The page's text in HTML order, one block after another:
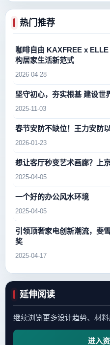
热门推荐
咖啡自由 KAXFREE x
构居家生活新范式
2026-04-28
坚守初心，
2025-11-03
春节安防不缺位！王力安防
2026-01-23
想让客厅秒变艺术画廊？上
2025-04-05
一个好的办公风水环境
2025-04-05
引领顶奢家电创新潮流，斐
奖
2025-04-17
延伸阅读
继续浏览更多设计趋势、材料
进入